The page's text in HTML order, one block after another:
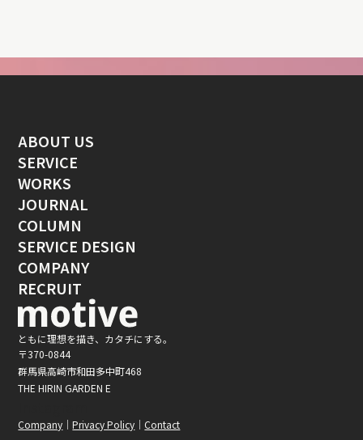
ABOUT US
SERVICE
WORKS
JOURNAL
COLUMN
SERVICE DESIGN
COMPANY
RECRUIT
ともに理想を描き、カタチにする。
〒370-0844
群馬県高崎市和田多中町468
THE HIRIN GARDEN E
Company Privacy Policy Contact